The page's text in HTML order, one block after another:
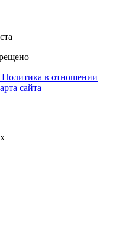
Политика в отношении
сайта